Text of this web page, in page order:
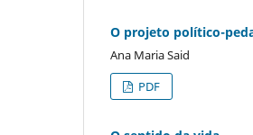
O projeto político-
Ana Maria Said
PDF